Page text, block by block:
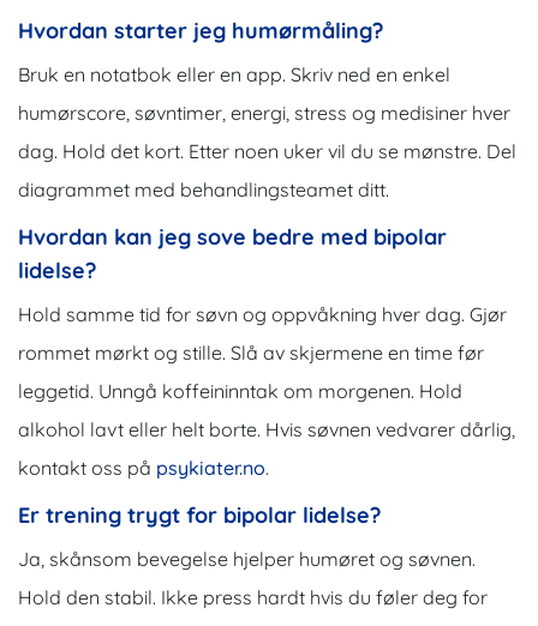
Hvordan starter jeg humørmåling?
Bruk en notatbok eller en app. Skriv ned en enkel
humørscore, søvntimer, energi, stress og medisiner hver
dag. Hold det kort. Etter noen uker vil du se mønstre. Del
diagrammet med behandlingsteamet ditt.
Hvordan kan jeg sove bedre med bipolar
lidelse?
Hold samme tid for søvn og oppvåkning hver dag. Gjør
rommet mørkt og stille. Slå av skjermene en time før
leggetid. Unngå koffeininntak om morgenen. Hold
alkohol lavt eller helt borte. Hvis søvnen vedvarer dårlig,
kontakt oss på psykiater.no.
Er trening trygt for bipolar lidelse?
Ja, skånsom bevegelse hjelper humøret og søvnen.
Hold den stabil. Ikke press hardt hvis du føler deg for